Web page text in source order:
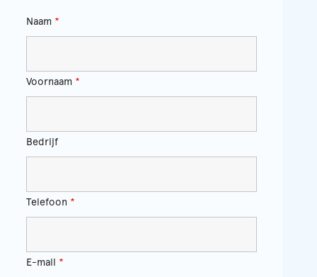
Naam *
Voornaam *
Bedrijf
Telefoon *
E-mail *